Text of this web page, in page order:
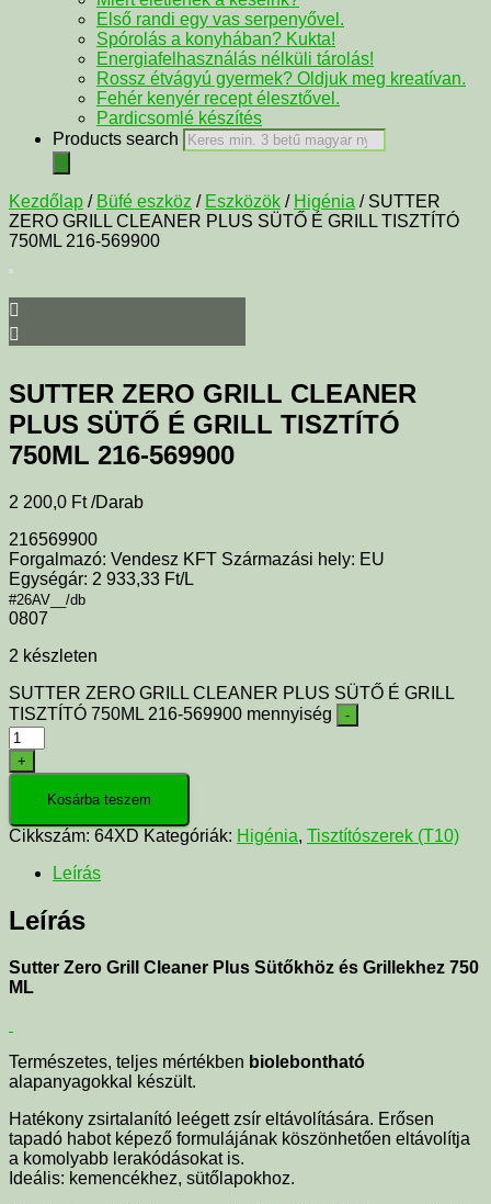
Első randi egy vas serpenyővel.
Spórolás a konyhában? Kukta!
Energiafelhasználás nélküli tárolás!
Rossz étvágyú gyermek? Oldjuk meg kreatívan.
Fehér kenyér recept élesztővel.
Pardicsomlé készítés
Products search
Kezdőlap / Büfé eszköz / Eszközök / Higénia / SUTTER
ZERO GRILL CLEANER PLUS SÜTŐ É GRILL TISZTÍTÓ
750ML 216-569900
SUTTER ZERO GRILL CLEANER
PLUS SÜTŐ É GRILL TISZTÍTÓ
750ML 216-569900
2 200,0 Ft /Darab
216569900
Forgalmazó: Vendesz KFT Származási hely: EU
Egységár: 2 933,33 Ft/L
#26AV__/db
0807
2 készleten
SUTTER ZERO GRILL CLEANER PLUS SÜTŐ É GRILL
TISZTÍTÓ 750ML 216-569900 mennyiség
-
+
Kosárba teszem
Cikkszám: 64XD Kategóriák: Higénia, Tisztítószerek (T10)
Leírás
Leírás
Sutter Zero Grill Cleaner Plus Sütőkhöz és Grillekhez 750
ML
Természetes, teljes mértékben biolebontható
alapanyagokkal készült.
Hatékony zsirtalanító leégett zsír eltávolítására. Erősen
tapadó habot képező formulájának köszönhetően eltávolítja
a komolyabb lerakódásokat is.
Ideális: kemencékhez, sütőlapokhoz.